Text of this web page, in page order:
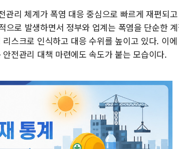
리 체계가 폭염 대응 중심으로 빠르게 재편되
로 발생하면서 정부와 업계는 폭염을 단순한
스크로 인식하고 대응 수위를 높이고 있다. 이
전관리 대책 마련에도 속도가 붙는 모습이다.